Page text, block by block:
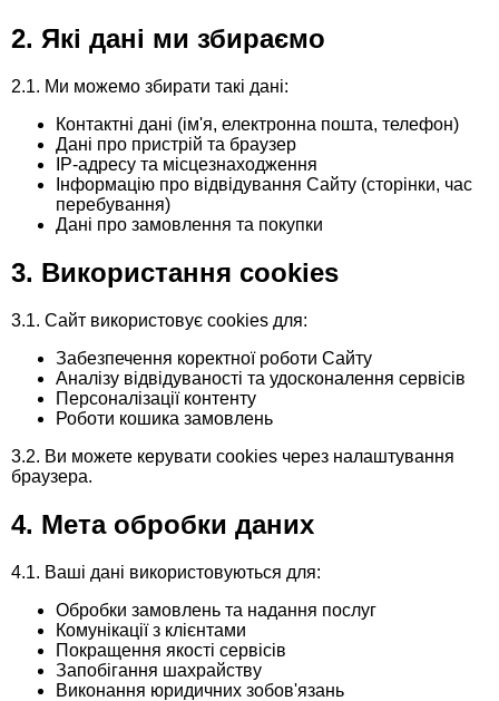
2. Які дані ми збираємо
2.1. Ми можемо збирати такі дані:
Контактні дані (ім'я, електронна пошта, телефон)
Дані про пристрій та браузер
IP-адресу та місцезнаходження
Інформацію про відвідування Сайту (сторінки, час
перебування)
Дані про замовлення та покупки
3. Використання cookies
3.1. Сайт використовує cookies для:
Забезпечення коректної роботи Сайту
Аналізу відвідуваності та удосконалення сервісів
Персоналізації контенту
Роботи кошика замовлень
3.2. Ви можете керувати cookies через налаштування
браузера.
4. Мета обробки даних
4.1. Ваші дані використовуються для:
Обробки замовлень та надання послуг
Комунікації з клієнтами
Покращення якості сервісів
Запобігання шахрайству
Виконання юридичних зобов'язань
Семена капусты
Семена картофеля
Семена клубники
Семена крупная фасовка
Семена кукурузы
Семена лука
Семена микрозелени
Семена петрушки
Семена пряных трав
Гербициды
Стимуляторы роста растений
Биозащита растений
Протравители
Полиэтиленовая пленка
Прилипатели
Удобрения на основе гуматов
Удобрения «Квантум»
лист»
Удобрения «Чистый лист» кристаллические
Удобрения «Авангард»
Удобрения «Сударушка», «Рязаночка»
Удобрения «Чистый лист» кристаллические
100 г
Удобрения «Чистый лист» кристаллические
300 г
Горшки для цветов, кашпо
Перчатки
Внесение удобрений
Семена Профессиональная Упаковка
Голландия
упаковке
Семена перца в профессиональной
упаковке
Семена моркови в профессиональной
упаковке
Семена свеклы в профессиональной
Семена редиса в профессиональной
упаковке
Удобрения «Реаком»